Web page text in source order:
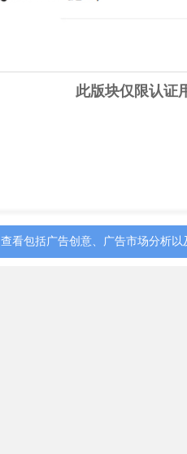
此版块仅限认证
查看包括广告创意、广告市场分析